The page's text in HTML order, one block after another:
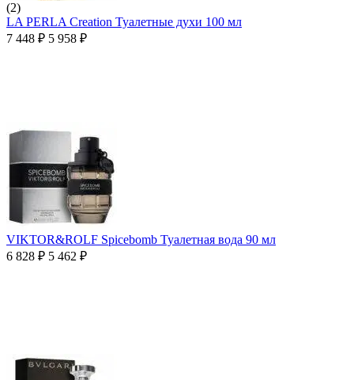
(2)
LA PERLA Creation Туалетные духи 100 мл
7 448 ₽ 5 958 ₽
VIKTOR&ROLF Spicebomb Туалетная вода 90 мл
6 828 ₽ 5 462 ₽